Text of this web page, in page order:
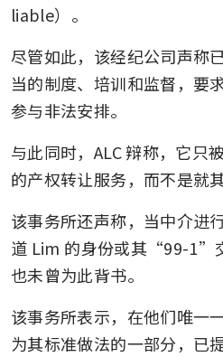
liable）。
尽管如此，该经纪公司声称
当的制度、培训和监督，要
参与非法安排。
与此同时，ALC 辩称，它
的产权转让服务，而不是就
该事务所还声称，当中介进
道 Lim 的身份或其“99-1”
也未曾为此背书。
该事务所表示，在他们唯一
为其标准做法的一部分，已